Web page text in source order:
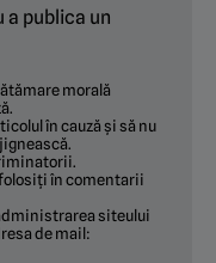
a publica un
morală
în cauză și să nu
în comentarii
siteului
de mail: